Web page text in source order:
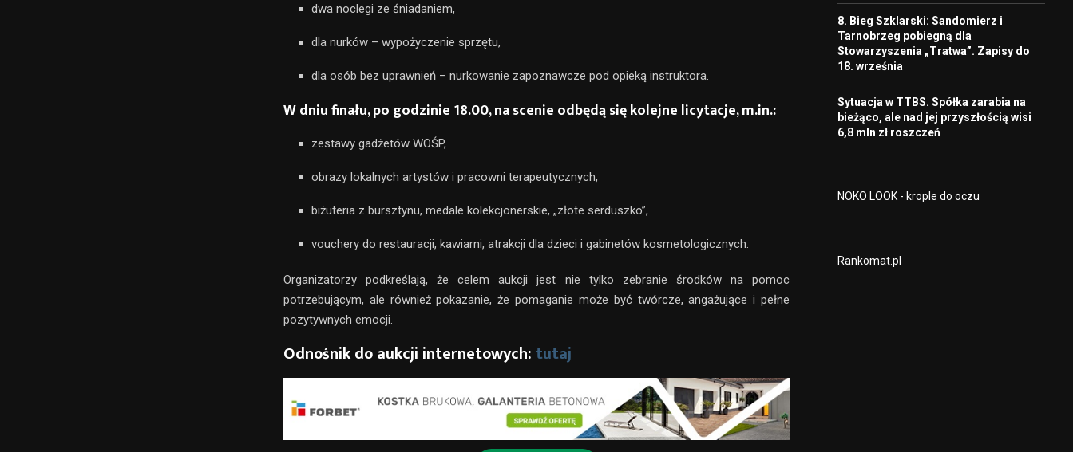
dwa noclegi ze śniadaniem,
dla nurków – wypożyczenie sprzętu,
dla osób bez uprawnień – nurkowanie zapoznawcze pod opieką instruktora.
W dniu finału, po godzinie 18.00, na scenie odbędą się kolejne licytacje, m.in.:
zestawy gadżetów WOŚP,
obrazy lokalnych artystów i pracowni terapeutycznych,
biżuteria z bursztynu, medale kolekcjonerskie, „złote serduszko”,
vouchery do restauracji, kawiarni, atrakcji dla dzieci i gabinetów kosmetologicznych.
Organizatorzy podkreślają, że celem aukcji jest nie tylko zebranie środków na pomoc
potrzebującym, ale również pokazanie, że pomaganie może być twórcze, angażujące i pełne
pozytywnych emocji.
Odnośnik do aukcji internetowych: tutaj
8. Bieg Szklarski: Sandomierz i
Tarnobrzeg pobiegną dla
Stowarzyszenia „Tratwa”. Zapisy do
18. września
Sytuacja w TTBS. Spółka zarabia na
bieżąco, ale nad jej przyszłością wisi
6,8 mln zł roszczeń
NOKO LOOK - krople do oczu
Rankomat.pl